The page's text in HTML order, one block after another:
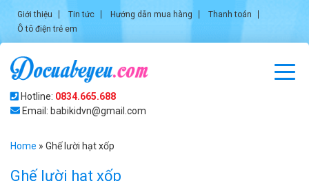
Giới thiệu Tin tức Hướng dẫn mua hàng
Thanh toán
Ô tô điện trẻ em
Hotline: 0834.665.688
Email: babikidvn@gmail.com
Home » Ghế lười hạt xốp
Ghế lười hạt xốp